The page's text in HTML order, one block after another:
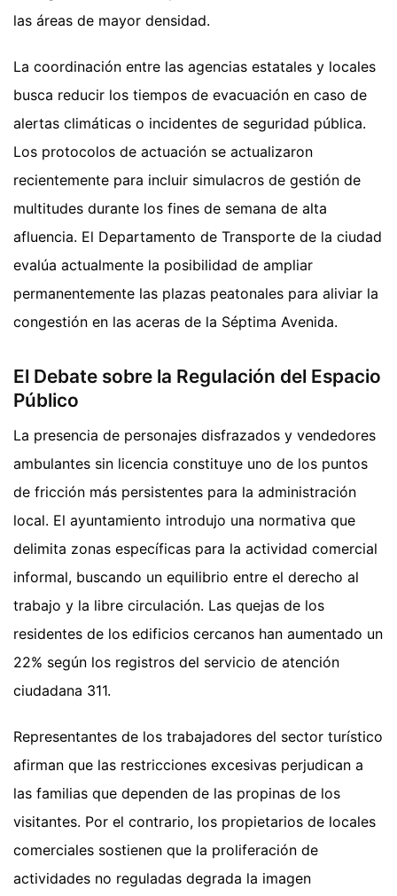
las áreas de mayor densidad.
La coordinación entre las agencias estatales y locales
busca reducir los tiempos de evacuación en caso de
alertas climáticas o incidentes de seguridad pública.
Los protocolos de actuación se actualizaron
recientemente para incluir simulacros de gestión de
multitudes durante los fines de semana de alta
afluencia. El Departamento de Transporte de la ciudad
evalúa actualmente la posibilidad de ampliar
permanentemente las plazas peatonales para aliviar la
congestión en las aceras de la Séptima Avenida.
El Debate sobre la Regulación del Espacio
Público
La presencia de personajes disfrazados y vendedores
ambulantes sin licencia constituye uno de los puntos
de fricción más persistentes para la administración
local. El ayuntamiento introdujo una normativa que
delimita zonas específicas para la actividad comercial
informal, buscando un equilibrio entre el derecho al
trabajo y la libre circulación. Las quejas de los
residentes de los edificios cercanos han aumentado un
22% según los registros del servicio de atención
ciudadana 311.
Representantes de los trabajadores del sector turístico
afirman que las restricciones excesivas perjudican a
las familias que dependen de las propinas de los
visitantes. Por el contrario, los propietarios de locales
comerciales sostienen que la proliferación de
actividades no reguladas degrada la imagen